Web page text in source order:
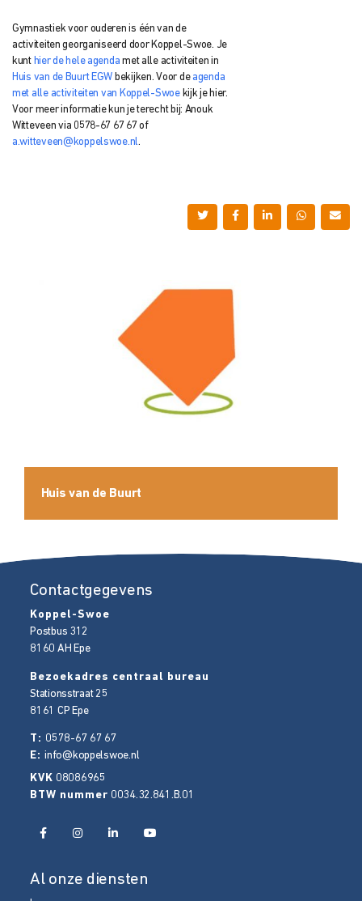
Gymnastiek voor ouderen is één van de
activiteiten georganiseerd door Koppel-Swoe. Je
kunt hier de hele agenda met alle activiteiten in
Huis van de Buurt EGW bekijken. Voor de agenda
met alle activiteiten van Koppel-Swoekijk je hier.
Voor meer informatie kun je terecht bij: Anouk
Witteveen via 0578-67 67 67 of
a.witteveen@koppelswoe.nl
Huis van de Buurt
Contactgegevens
Koppel-Swoe
Postbus 312
8160 AH Epe
Bezoekadres centraal bureau
Stationsstraat 25
8161 CP Epe
T: 0578-67 67 67
E:info@koppelswoe.nl
KVK 08086965
BTW nummer 0034.32.841.B.01
Al onze diensten